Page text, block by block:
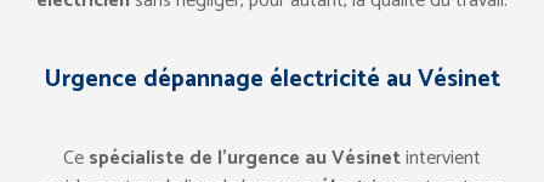
Urgence dépannage électricité au Vésinet
Cespécialiste de l’urgence au Vésinetintervient